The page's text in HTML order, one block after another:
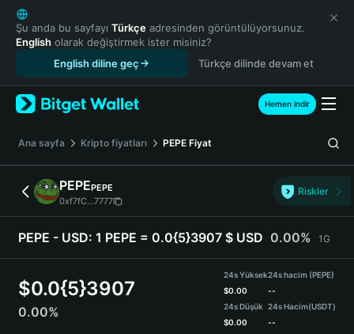
English
日本語
Tiếng Việt
Español (Latinoamérica)
Türkçe
Français
Deutsch
简体中文
繁體中文
Português (Portugal)
Bahasa Indonesia
ภาษาไทย
Español
Şu anda bu sayfayı Türkçe adresinden görüntülüyorsunuz.
English olarak değiştirmek ister misiniz?
English diline geç
Türkçe dilinde devam et
Hemen indir
Ana sayfa Kripto fiyatları PEPE Fiyat
PEPEPEPE
0xf7fC...7777
Riskler
PEPE - USD: 1 PEPE = 0.0{5}3907 $ USD 0.00% 1G
$0.0{5}3907
0.00%
24s Yüksek
$0.00
24s Düşük
$0.00
24s hacim (PEPE)
--
24s Hacim(USDT)
--